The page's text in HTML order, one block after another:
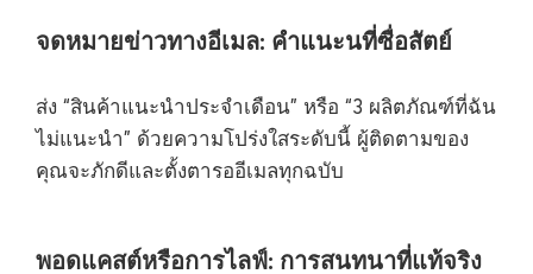
จดหมายข่าวทางอีเมล: คำแนะนที่ซื่อสัตย์
ส่ง “สินค้าแนะนำประจำเดือน” หรือ “3 ผลิตภัณฑ์ที่ฉัน
ไม่แนะนำ” ด้วยความโปร่งใสระดับนี้ ผู้ติดตามของ
คุณจะภักดีและตั้งตารออีเมลทุกฉบับ
พอดแคสต์หรือการไลฟ์: การสนทนาที่แท้จริง